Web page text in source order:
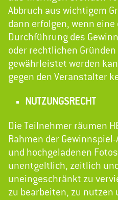
Abbruch aus wichtigem
dann erfolgen, wenn
Durchführung des
oder rechtlichen
gewährleistet werden
gegen den Veranstalter
NUTZUNGSRECHT
Die Teilnehmer räumen
Rahmen der
und hochgeladenen
unentgeltlich, zeitlich
uneingeschränkt zu
zu bearbeiten, zu